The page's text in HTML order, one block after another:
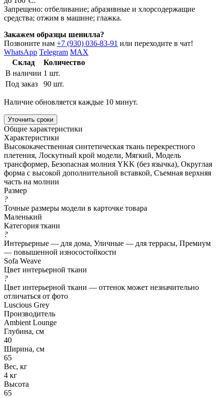
Запрещено: отбеливание; абразивные и хлорсодержащие
средства; отжим в машине; глажка.
Закажем образцы шенилла?
Позвоните нам +7 (930) 036-83-91 или переходите в чат!
WhatsApp Telegram MAX
Склад
Количество
В наличии 1 шт.
Под заказ
90 шт.
Наличие обновляется каждые 10 минут.
Уточнить сроки
Общие характеристики
Характеристики
Высококачественная синтетическая ткань перекрестного
плетения, Лоскутный крой модели, Мягкий, Модель
трансформер, Безопасная молния YKK (без язычка), Округлая
форма с высокой дополнительной вставкой, Съемная верхняя
часть на молнии
Размер
?
Точные размеры модели в карточке товара
Маленький
Категория ткани
?
Интерьерные — для дома, Уличные — для террасы, Премиум
— повышенной износостойкости
Sofa Weave
Цвет интерьерной ткани
?
Цвет интерьерной ткани — оттенок может незначительно
отличаться от фото
Luscious Grey
Производитель
Ambient Lounge
Глубина, см
40
Ширина, см
65
Вес, кг
4 кг
Высота
65